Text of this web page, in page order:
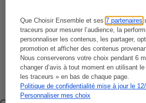
Que Choisir Ensemble et ses7 partenaires
traceurs pour mesurer l’audience, la
personnaliser les contenus, les partager,
promotion et afficher des contenus
Nous conserverons votre choix pendant 6
changer d’avis à tout moment en utilisant
les traceurs » en bas de chaque page.
Politique de confidentialité mise à jour le
Personnaliser mes choix